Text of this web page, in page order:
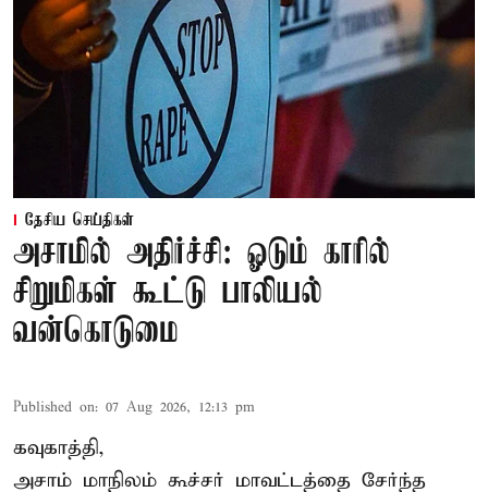
தேசிய செய்திகள்
அசாமில் அதிர்ச்சி: ஓடும் காரில்
சிறுமிகள் கூட்டு பாலியல்
வன்கொடுமை
Published on: 07 Aug 2026, 12:13 pm
கவுகாத்தி,
அசாம் மாநிலம் கூச்சர் மாவட்டத்தை சேர்ந்த